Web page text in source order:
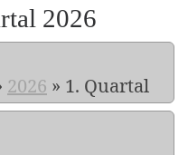
2026
2026 » 1. Quartal